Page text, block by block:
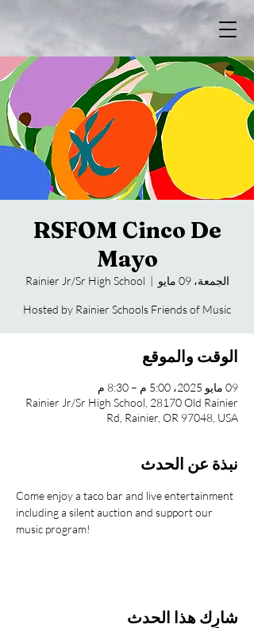
RSFOM Cinco De
Mayo
الجمعة، 09 مايو
  |
Rainier Jr/Sr High School
Hosted by Rainier Schools Friends of Music
الوقت والموقع
09 مايو 2025، 5:00 م – 8:30 م
Rainier Jr/Sr High School, 28170 Old Rainier
Rd, Rainier, OR 97048, USA
نبذة عن الحدث
Come enjoy a taco bar and live entertainment
including a silent auction and support our
music program!
شارِك هذا الحدث